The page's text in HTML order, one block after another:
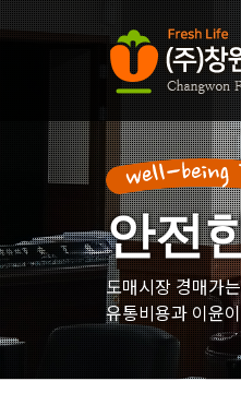
안전
도매시장 경매가
유통비용과 이윤